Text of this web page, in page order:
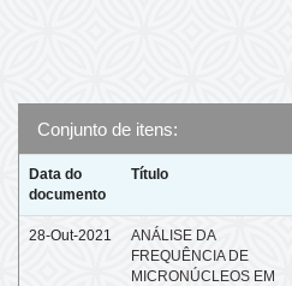
Conjunto de itens:
Data do
documento
Título
28-Out-2021
ANÁLISE DA
FREQUÊNCIA DE
MICRONÚCLEOS EM